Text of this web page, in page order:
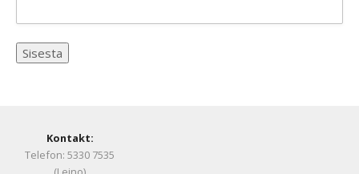
Kontakt:
Telefon: 5330 7535